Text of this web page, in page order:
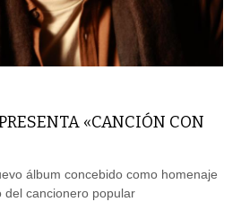
«CANCIÓN CON
álbum concebido como homenaje
del cancionero popular